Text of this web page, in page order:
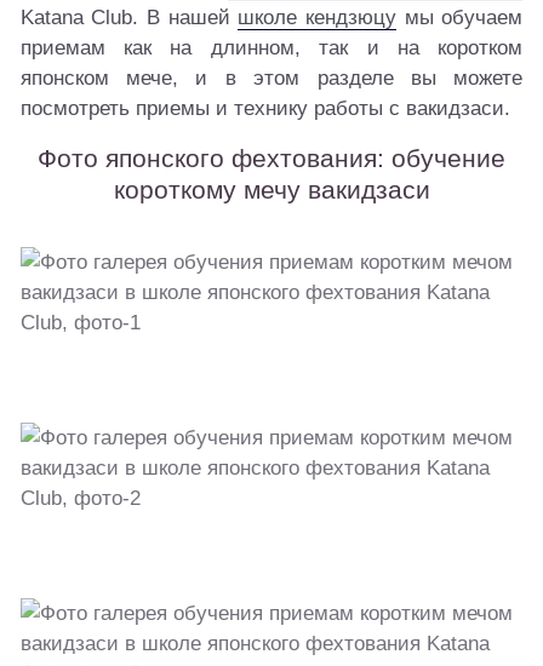
Katana Club. В нашей школе кендзюцу мы обучаем
приемам как на длинном, так и на коротком
японском мече, и в этом разделе вы можете
посмотреть приемы и технику работы с вакидзаси.
Фото японского фехтования: обучение
короткому мечу вакидзаси